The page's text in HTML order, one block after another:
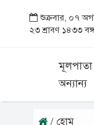
শুক্রবার, ০৭
২৩ শ্রাবণ ১৪৩৩
মূলপাতা
অন্যান্য
/ হোম